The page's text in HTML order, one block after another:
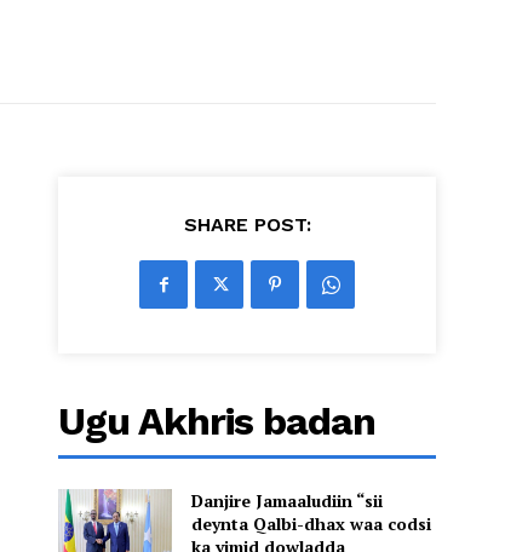
SHARE POST:
Ugu Akhris badan
Danjire Jamaaludiin “sii
deynta Qalbi-dhax waa codsi
ka yimid dowladda